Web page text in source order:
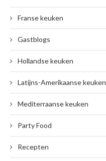
Franse keuken
Gastblogs
Hollandse keuken
Latijns-Amerikaanse keuken
Mediterraanse keuken
Party Food
Recepten